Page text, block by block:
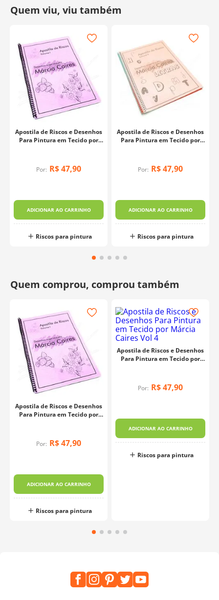
Seja para decorar um ambiente ou presentear alguém
especial, oKit Art Of Lovepermite que você crie algo
imaginação em cada detalhe.
Fabricante:Condor
Apostila de Riscos e Desenhos
Para Pintura em Tecido por
Por: R$47,90
ADICIONAR AO CARRINHO
Riscos para pintura
Apostila de Riscos e Desenhos
Para Pintura em Tecido por
Por: R$47,90
ADICIONAR AO CARRINHO
Riscos para pintura
Apostila de Riscos e Desenhos
Para Pintura em Tecido por
Por: R$47,90
ADICIONAR AO CARRINHO
Riscos para pintura
Apostila de Riscos e Desenhos
Para Pintura em Tecido por
Por: R$47,90
ADICIONAR AO CARRINHO
Riscos para pintura